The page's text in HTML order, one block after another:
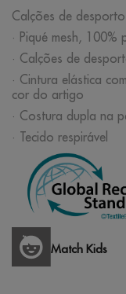
Calções de
· Piqué mesh, 100%
· Calções de
· Cintura elástica
cor do artigo
· Costura dupla na
· Tecido respirável
Match Kids